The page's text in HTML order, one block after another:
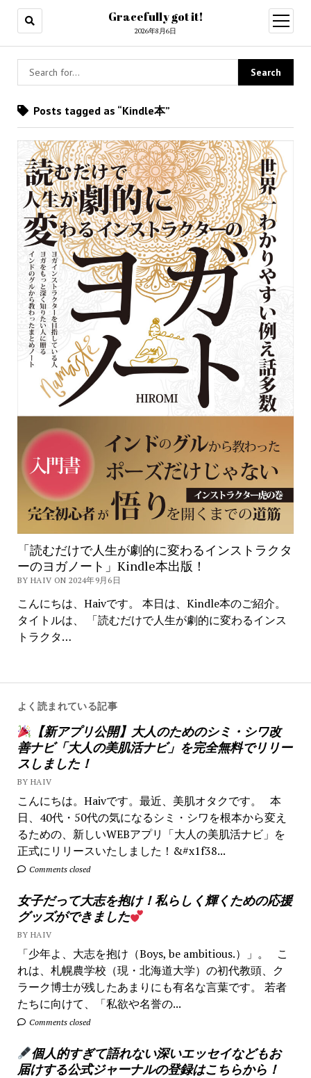
Gracefully got it!
2026年8月6日
open
menu
よく読まれている記事
【新アプリ公開】大人のためのシミ・シワ改
善ナビ「大人の美肌活ナビ」を完全無料でリリー
スしました！
BY HAIV
こんにちは。Haivです。最近、美肌オタクです。 本
日、40代・50代の気になるシミ・シワを根本から変え
るための、新しいWEBアプリ「大人の美肌活ナビ」を
正式にリリースいたしました！&#x1f38...
Comments closed
女子だって大志を抱け！私らしく輝くための応援
グッズができました
BY HAIV
「少年よ、大志を抱け（Boys, be ambitious.）」。 こ
れは、札幌農学校（現・北海道大学）の初代教頭、ク
ラーク博士が残したあまりにも有名な言葉です。 若者
たちに向けて、「私欲や名誉の...
Comments closed
個人的すぎて語れない深いエッセイなどもお
届けする公式ジャーナルの登録はこちらから！
Posts tagged as “Kindle本”
「読むだけで人生が劇的に変わるインストラクタ
ーのヨガノート」Kindle本出版！
BY HAIV ON 2024年9月6日
こんにちは、Haivです。 本日は、Kindle本のご紹介。
タイトルは、 「読むだけで人生が劇的に変わるインス
トラクタ…